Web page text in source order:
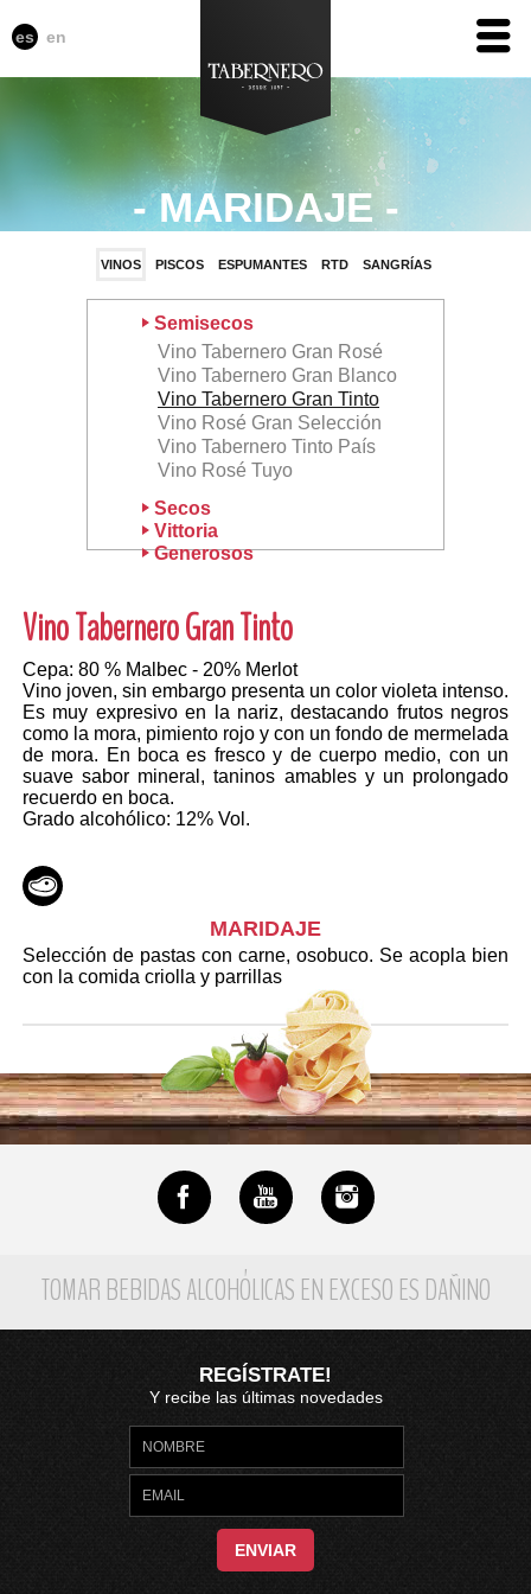
es en
MARIDAJE
VINOS PISCOS ESPUMANTES RTD SANGRÍAS
Semisecos
Vino Tabernero Gran Rosé
Vino Tabernero Gran Blanco
Vino Tabernero Gran Tinto
Vino Rosé Gran Selección
Vino Tabernero Tinto País
Vino Rosé Tuyo
Secos
Vittoria
Generosos
Vino Tabernero Gran Tinto
Cepa: 80 % Malbec - 20% Merlot
Vino joven, sin embargo presenta un color violeta intenso.
Es muy expresivo en la nariz, destacando frutos negros
como la mora, pimiento rojo y con un fondo de mermelada
de mora. En boca es fresco y de cuerpo medio, con un
suave sabor mineral, taninos amables y un prolongado
recuerdo en boca.
Grado alcohólico: 12% Vol.
MARIDAJE
Selección de pastas con carne, osobuco. Se acopla bien
con la comida criolla y parrillas
TOMAR BEBIDAS ALCOHÓLICAS EN EXCESO ES DAÑINO
REGÍSTRATE!
Y recibe las últimas novedades
ENVIAR